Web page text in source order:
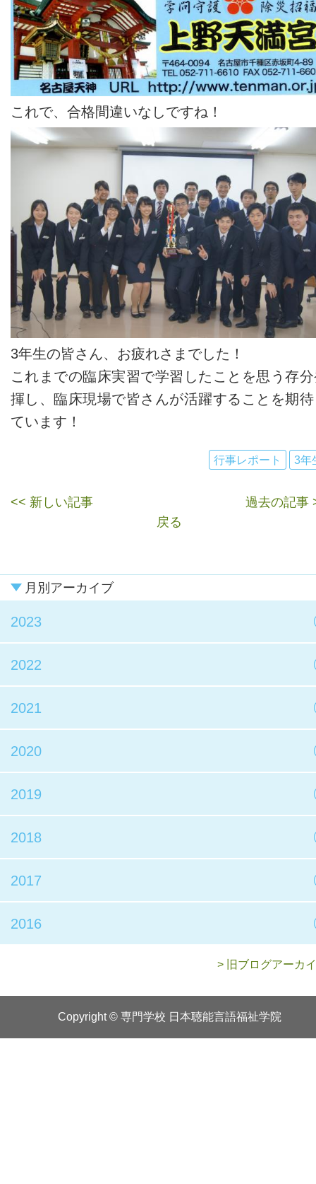
これで、合格間違いなしですね！
3年生の皆さん、お疲れさまでした！
これまでの臨床実習で学習したことを思う存
揮し、臨床現場で皆さんが活躍することを期
ています！
行事レポート 3年
<< 新しい記事
過去の記事
戻る
月別アーカイブ
2023
2022
2021
2020
2019
2018
2017
2016
> 旧ブログアーカ
Copyright © 専門学校 日本聴能言語福祉学院